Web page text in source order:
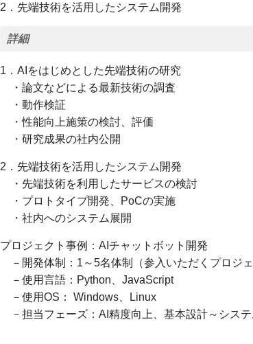
2．先端技術を活用したシステム開発
詳細
1．AIをはじめとした先端技術の研究
・論文などによる最新技術の調査
・動作検証
・性能向上施策の検討、評価
・研究成果の社内公開
2．先端技術を活用したシステム開発
・先端技術を利用したサービスの検討
・プロトタイプ開発、PoCの実施
・社内へのシステム展開
プロジェクト事例：AIチャットボット開発
－開発体制：1～5名体制（参入いただくプロジ
－使用言語：Python、JavaScript
－使用OS： Windows、Linux
－担当フェーズ：AI精度向上、基本設計～シス